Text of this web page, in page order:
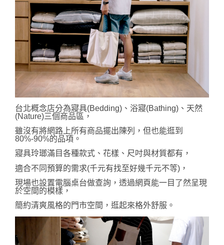
台北概念店分為寢具(Bedding)、浴寢(Bathing)、天然
(Nature)三個商品區，
雖沒有將網路上所有商品擺出陳列，但也能逛到
80%-90%的品項。
寢具玲瑯滿目各種款式、花樣、尺吋與材質都有，
適合不同預算的需求(千元有找至好幾千元不等)，
現場也設置電腦桌台做查詢，透過網頁能一目了然呈現
於空間的模樣，
簡約清爽風格的門市空間，逛起來格外舒服。